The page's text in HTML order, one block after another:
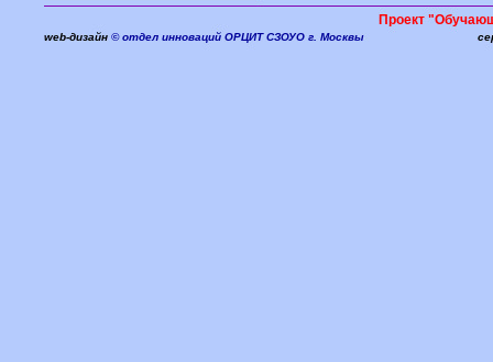
Проект
web-дизайн © отдел инноваций ОРЦИТ СЗОУО г. Москвы